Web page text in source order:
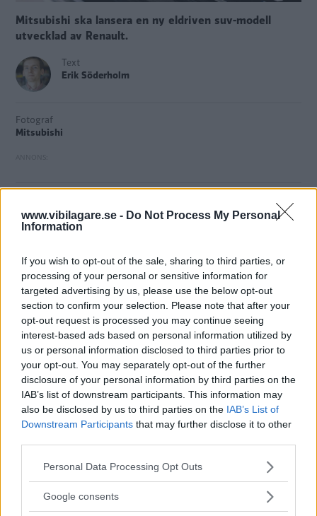
www.vibilagare.se - Do Not Process My Personal
Information
If you wish to opt-out of the sale, sharing to third parties, or
processing of your personal or sensitive information for
targeted advertising by us, please use the below opt-out
section to confirm your selection. Please note that after your
opt-out request is processed you may continue seeing
interest-based ads based on personal information utilized by
us or personal information disclosed to third parties prior to
your opt-out. You may separately opt-out of the further
disclosure of your personal information by third parties on the
IAB’s list of downstream participants. This information may
also be disclosed by us to third parties on the IAB’s List of
Downstream Participants that may further disclose it to other
Please note that this website/app uses one or more Google
not limited to your visit or usage behaviour. You may click to
Personal Data Processing Opt Outs
Google consents
Mitsubishi ska lansera en ny eldriven suv-modell
utvecklad av Renault.
Text
Erik Söderholm
Fotograf
Mitsubishi
minst sagt skakiga år bakom sig på
den europeiska marknaden. Först skulle märketförsvinna
bland annat Sverige.
Modellutbudet är dock spretigt. Det finns i nuläget inga
elbilar, och två av modellerna är Renaultmodeller med
Mitsubishimärke.
Nu står det klartatt Renaults elbilsdivision Ampere ska
bygga en eldriven kompaktsuv åt Mitsubishi, för att ta
marknadsandelar från konkurrenterna.
Bilen ska bygga på CMF-EV-plattformen som utvecklats
inom Renault/Nissan-alliansen och som även ska ligga till
grund för den nyaelversionen av Renault 5.
Mitsubishi hade enelbil i modellprogrammet redan 2010
och var även tidigt ute med laddhybriden Outlander.